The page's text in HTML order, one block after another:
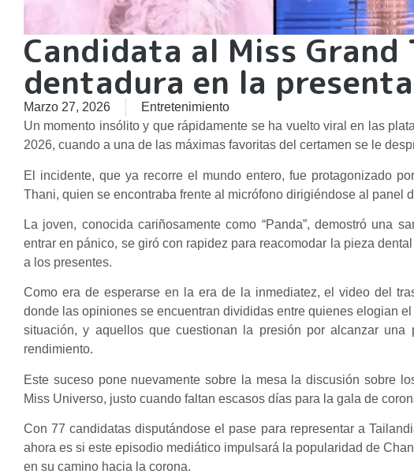
Candidata al Miss
dentadura en la
Marzo 27, 2026
Entretenimiento
Un momento insólito y que rápidamente se ha vuelto viral en las
2026, cuando a una de las máximas favoritas del certamen se le
El incidente, que ya recorre el mundo entero, fue protagonizado
Thani, quien se encontraba frente al micrófono dirigiéndose al panel
La joven, conocida cariñosamente como “Panda”, demostró una
entrar en pánico, se giró con rapidez para reacomodar la pieza
a los presentes.
Como era de esperarse en la era de la inmediatez, el video del
donde las opiniones se encuentran divididas entre quienes elogian
situación, y aquellos que cuestionan la presión por alcanzar
rendimiento.
Este suceso pone nuevamente sobre la mesa la discusión sobre
Miss Universo, justo cuando faltan escasos días para la gala de
Con 77 candidatas disputándose el pase para representar a
ahora es si este episodio mediático impulsará la popularidad de
en su camino hacia la corona.